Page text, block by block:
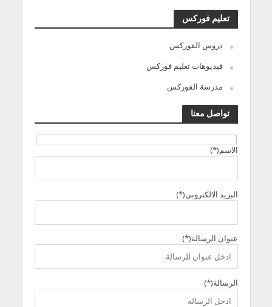
تعليم فوركس
دروس الفوركس
فيديوهات تعليم فوركس
مدرسة الفوركس
تواصل معنا
الاسم(*)
البريد الالكترونى(*)
عنوان الرسالة(*)
الرسالة(*)